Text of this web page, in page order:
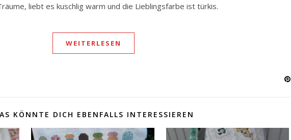
liebt es kuschlig warm und die Lieblingsfarbe ist türkis.
WEITERLESEN
KÖNNTE DICH EBENFALLS INTERESSIEREN